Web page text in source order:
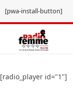
[pwa-install-button]
[radio_player id="1"]